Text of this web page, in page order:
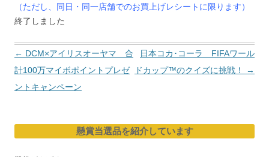
（ただし、同日・同一店舗でのお買上げレシートに限ります）
終了しました
投
稿
ナ
ー
シ
← DCM×アイリスオーヤマ 合
計100万マイボポイントプレゼ
ントキャンペーン
日本コカ･コーラ FIFAワール
ドカップ™のクイズに挑戦！
→
懸賞当選品を紹介しています